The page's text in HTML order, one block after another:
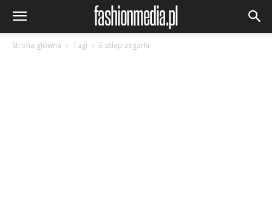
Strona główna Tagi E sklep zegarki